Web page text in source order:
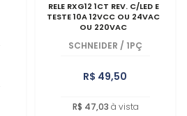
RELE RXG12 1CT REV. C/LED E
TESTE 10A 12VCC OU 24VAC
OU 220VAC
SCHNEIDER / 1PÇ
R$ 49,50
R$ 47,03 à vista